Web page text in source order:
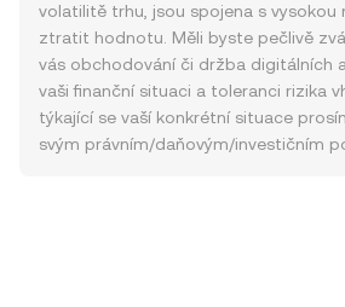
volatilitě trhu, jsou spojena s vysokou
ztratit hodnotu. Měli byste pečlivě
vás obchodování či držba digitálních
vaši finanční situaci a toleranci rizika
týkající se vaší konkrétní situace
svým právním/daňovým/investičním